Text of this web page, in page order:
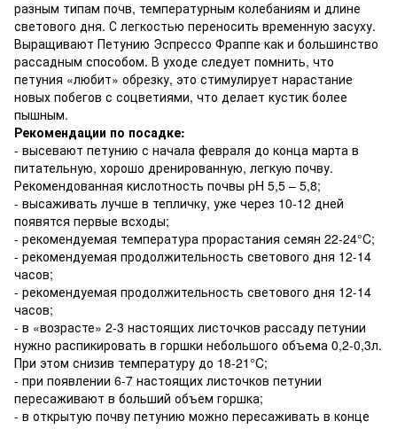
разным типам почв, температурным колебаниям и длине
светового дня. С легкостью переносить временную засуху.
Выращивают Петунию Эспрессо Фраппе как и большинство
рассадным способом. В уходе следует помнить, что
петуния «любит» обрезку, это стимулирует нарастание
новых побегов с соцветиями, что делает кустик более
пышным.
Рекомендации по посадке:
- высевают петунию с начала февраля до конца марта в
питательную, хорошо дренированную, легкую почву.
Рекомендованная кислотность почвы pH 5,5 – 5,8;
- высаживать лучше в тепличку, уже через 10-12 дней
появятся первые всходы;
- рекомендуемая температура прорастания семян 22-24°C;
- рекомендуемая продолжительность светового дня 12-14
часов;
- рекомендуемая продолжительность светового дня 12-14
часов;
- в «возрасте» 2-3 настоящих листочков рассаду петунии
нужно распикировать в горшки небольшого объема 0,2-0,3л.
При этом снизив температуру до 18-21°C;
- при появлении 6-7 настоящих листочков петунии
пересаживают в больший объем горшка;
- в открытую почву петунию можно пересаживать в конце